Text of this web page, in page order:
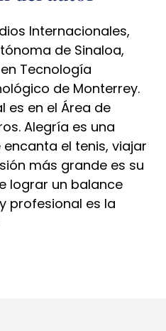
Internacionales,
de Sinaloa,
Tecnología
de Monterrey.
es en el Área de
Alegría es una
el tenis, viajar
más grande es su
lograr un balance
profesional es la